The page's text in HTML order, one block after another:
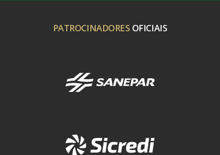
PATROCINADORES OFICIAIS